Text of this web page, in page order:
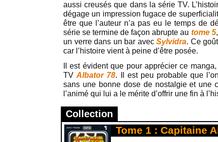
aussi creusés que dans la série TV.
dégage un impression fugace de
être que l’auteur n’a pas eu le temps de
série se termine de façon abrupte au tome 5
un verre dans un bar avec Sylvidra. Ce
car l’histoire vient à peine d’être posée.
Il est évident que pour apprécier ce
TVAlbator 78. Il est peu probable que
sans une bonne dose de nostalgie et une
l’animé qui lui a le mérite d’offrir une fin à
Collection
Tome 1 : Capitaine